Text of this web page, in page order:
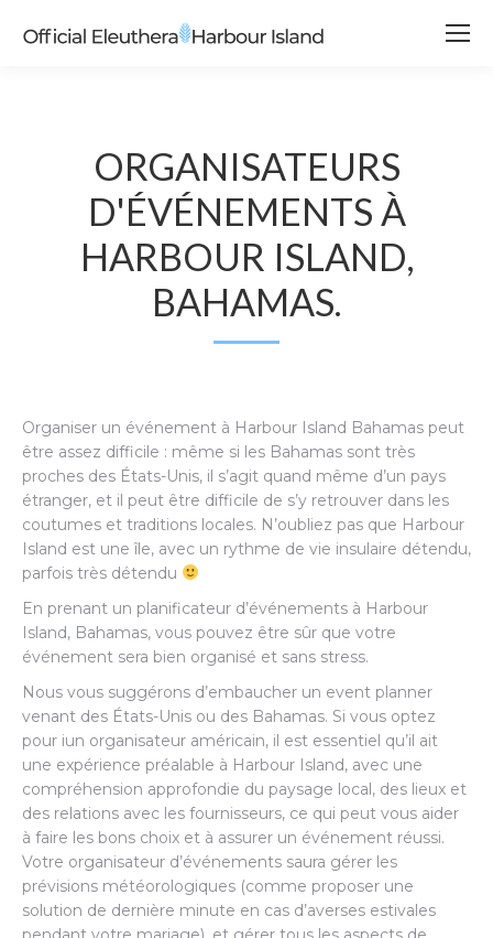
ORGANISATEURS
D'ÉVÉNEMENTS À
HARBOUR ISLAND,
BAHAMAS.
Organiser un événement à Harbour Island Bahamas peut
être assez difficile : même si les Bahamas sont très
proches des États-Unis, il s’agit quand même d’un pays
étranger, et il peut être difficile de s’y retrouver dans les
coutumes et traditions locales. N’oubliez pas que Harbour
Island est une île, avec un rythme de vie insulaire détendu,
parfois très détendu
En prenant un planificateur d’événements à Harbour
Island, Bahamas, vous pouvez être sûr que votre
événement sera bien organisé et sans stress.
Nous vous suggérons d’embaucher un event planner
venant des États-Unis ou des Bahamas. Si vous optez
pour iun organisateur américain, il est essentiel qu’il ait
une expérience préalable à Harbour Island, avec une
compréhension approfondie du paysage local, des lieux et
des relations avec les fournisseurs, ce qui peut vous aider
à faire les bons choix et à assurer un événement réussi.
Votre organisateur d’événements saura gérer les
prévisions météorologiques (comme proposer une
solution de dernière minute en cas d’averses estivales